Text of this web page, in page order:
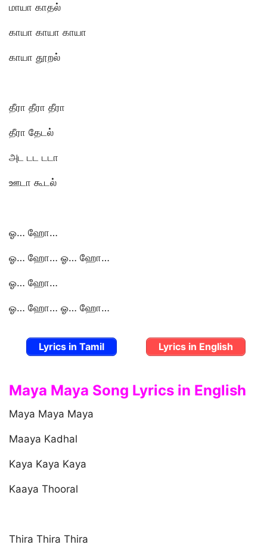
மாயா காதல்
காயா காயா காயா
காயா தூறல்
தீரா தீரா தீரா
தீரா தேடல்
அட டட டடா
ஊடா கூடல்
ஓ… ஹோ…
ஓ… ஹோ… ஓ… ஹோ…
ஓ… ஹோ…
ஓ… ஹோ… ஓ… ஹோ…
Lyrics in Tamil Lyrics in English
Maya Maya Song Lyrics in English
Maya Maya Maya
Maaya Kadhal
Kaya Kaya Kaya
Kaaya Thooral
Thira Thira Thira